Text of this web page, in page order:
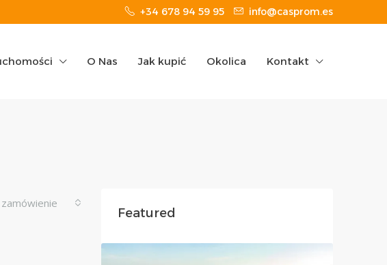
+34 678 94 59 95 info@casprom.es
O Nas Jak kupić Okolica Kontakt
Featured